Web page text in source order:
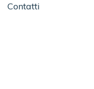
Contatti